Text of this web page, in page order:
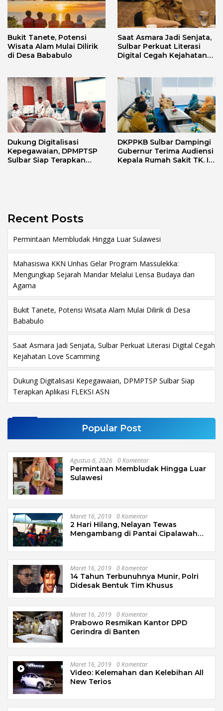
Bukit Tanete, Potensi
Wisata Alam Mulai Dilirik
di Desa Bababulo
Saat Asmara Jadi Senjata,
Sulbar Perkuat Literasi
Digital Cegah Kejahatan
Dukung Digitalisasi
Kepegawaian, DPMPTSP
Sulbar Siap Terapkan
DKPPKB Sulbar Dampingi
Gubernur Terima Audiensi
Kepala Rumah Sakit TK. III
Recent Posts
Permintaan Membludak Hingga Luar Sulawesi
Mahasiswa KKN Unhas Gelar Program Massulekka:
Mengungkap Sejarah Mandar Melalui Lensa Budaya dan
Agama
Bukit Tanete, Potensi Wisata Alam Mulai Dilirik di Desa
Bababulo
Saat Asmara Jadi Senjata, Sulbar Perkuat Literasi Digital Cegah
Kejahatan Love Scamming
Dukung Digitalisasi Kepegawaian, DPMPTSP Sulbar Siap
Terapkan Aplikasi FLEKSI ASN
Popular Post
Agustus 6, 2026 0 Komentar
Permintaan Membludak Hingga Luar
Sulawesi
Maret 16, 2019 0 Komentar
2 Hari Hilang, Nelayan Tewas
Mengambang di Pantai Cipalawah
Maret 16, 2019 0 Komentar
14 Tahun Terbunuhnya Munir, Polri
Didesak Bentuk Tim Khusus
Maret 16, 2019 0 Komentar
Prabowo Resmikan Kantor DPD
Gerindra di Banten
Maret 16, 2019 0 Komentar
Video: Kelemahan dan Kelebihan All
New Terios